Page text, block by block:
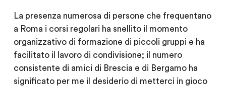
La presenza numerosa di persone che frequentano
a Roma i corsi regolari ha snellito il momento
organizzativo di formazione di piccoli gruppi e ha
facilitato il lavoro di condivisione; il numero
consistente di amici di Brescia e di Bergamo ha
significato per me il desiderio di metterci in gioco